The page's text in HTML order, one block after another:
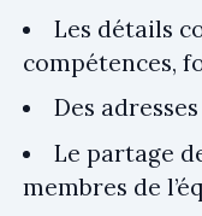
Les détails
compétences,
Des
Le partage
membres de